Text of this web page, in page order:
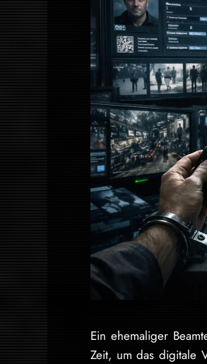
Ein ehemaliger
Zeit, um das digitale